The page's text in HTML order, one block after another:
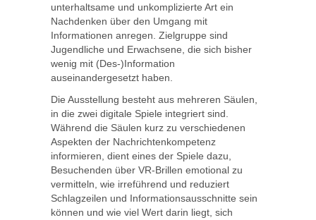
unterhaltsame und unkomplizierte Art ein
Nachdenken über den Umgang mit
Informationen anregen. Zielgruppe sind
Jugendliche und Erwachsene, die sich bisher
wenig mit (Des-)Information
auseinandergesetzt haben.
Die Ausstellung besteht aus mehreren Säulen,
in die zwei digitale Spiele integriert sind.
Während die Säulen kurz zu verschiedenen
Aspekten der Nachrichtenkompetenz
informieren, dient eines der Spiele dazu,
Besuchenden über VR-Brillen emotional zu
vermitteln, wie irreführend und reduziert
Schlagzeilen und Informationsausschnitte sein
können und wie viel Wert darin liegt, sich